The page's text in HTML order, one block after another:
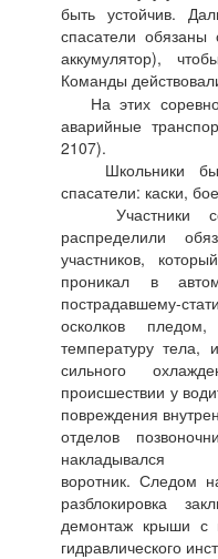
быть устойчив.
спасатели обязаны
аккумулятор),
Команды
На этих
аварийные
2107).
Школьники
спасатели: каски,
Участники
распределили
участников,
проникал в
пострадавшему-
осколков
температуру тела,
сильного
происшествии у
повреждения
отделов
воротник. Следом
разблокировка
демонтаж крыши с
гидравлического